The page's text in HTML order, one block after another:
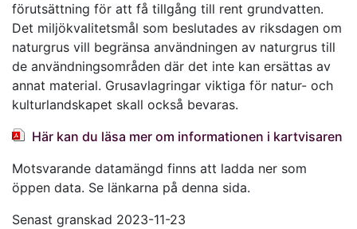
förutsättning för att få tillgång till rent grundvatten.
Det miljökvalitetsmål som beslutades av riksdagen om
naturgrus vill begränsa användningen av naturgrus till
de användningsområden där det inte kan ersättas av
annat material. Grusavlagringar viktiga för natur- och
kulturlandskapet skall också bevaras.
Här kan du läsa mer om informationen i kartvisaren
Motsvarande datamängd finns att ladda ner som
öppen data. Se länkarna på denna sida.
Senast granskad 2023-11-23